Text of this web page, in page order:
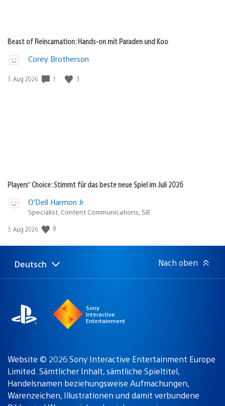
Beast of Reincarnation: Hands-on mit Paraden und Koo
Corey Brotherson
Veröffentlichungsdatum:
3. Aug 2026 1 3
Players’ Choice: Stimmt für das beste neue Spiel im Juli 2026
O’Dell Harmon Jr.
Specialist, Content Communications, SIE
Veröffentlichungsdatum:
3. Aug 2026 8
Select
a
Aktuelle
Region:
Deutsch Nach oben
Sony
Interactive
Entertainment
Website © 2026 Sony Interactive Entertainment Europe
Limited. Sämtlicher Inhalt, sämtliche Spieltitel,
Handelsnamen beziehungsweise Aufmachungen,
Warenzeichen, Illustrationen und damit verbundene